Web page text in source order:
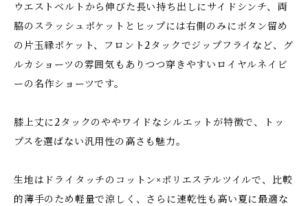
ウエストベルトから伸びた長い持ち出しにサイドシンチ、両
脇のスラッシュポケットとヒップには右側のみにボタン留め
の片玉縁ポケット、フロント2タックでジップフライなど、グ
ルカショーツの雰囲気もありつつ穿きやすいロイヤルネイビ
ーの名作ショーツです。
膝上丈に2タックのややワイドなシルエットが特徴で、トッ
プスを選ばない汎用性の高さも魅力。
生地はドライタッチのコットン×ポリエステルツイルで、比較
的薄手のため軽量で涼しく、さらに速乾性も高い夏に最適な